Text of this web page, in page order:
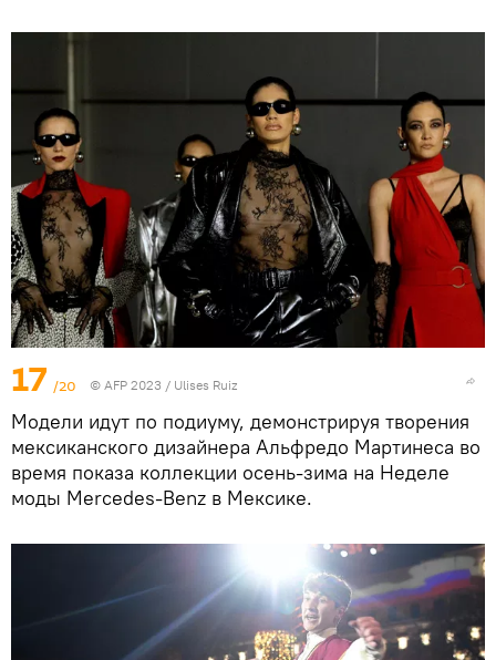
17 /20 © AFP 2023 / Ulises Ruiz
Модели идут по подиуму, демонстрируя творения
мексиканского дизайнера Альфредо Мартинеса во
время показа коллекции осень-зима на Неделе
моды Mercedes-Benz в Мексике.